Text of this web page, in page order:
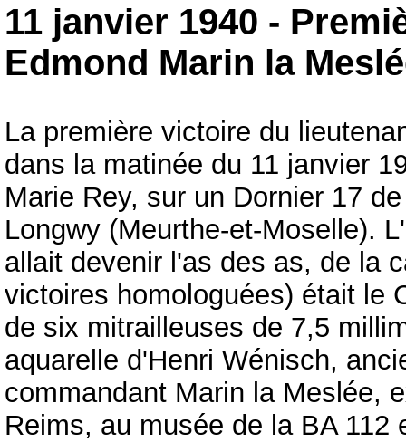
11 janvier 1940 -
Edmond Marin la
La première victoire du
dans la matinée du 11 janvier
Marie Rey, sur un Dornier 17
Longwy (Meurthe-et-Moselle).
allait devenir l'as des as, de la
victoires homologuées) était le
de six mitrailleuses de 7,5
aquarelle d'Henri Wénisch,
commandant Marin la Meslée,
Reims, au musée de la BA 112